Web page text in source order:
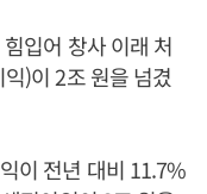
입어 창사 이래 처
)이 2조 원을 넘겼
이 전년 대비 11.7%